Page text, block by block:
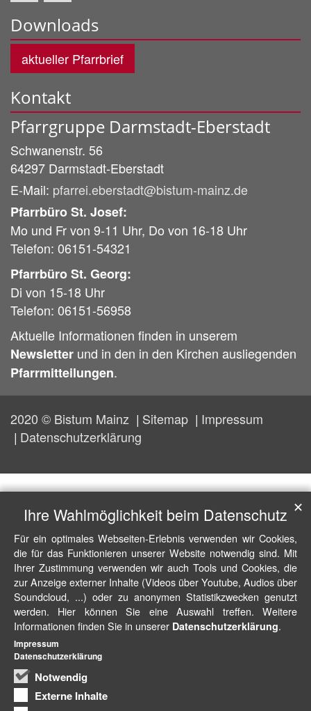
Downloads
aktueller Pfarrbrief
Kontakt
Pfarrgruppe Darmstadt-Eberstadt
Schwanenstr. 56
64297 Darmstadt-Eberstadt
E-Mail: pfarrei.eberstadt@bistum-mainz.de
Pfarrbüro St. Josef:
Mo und Fr von 9-11 Uhr, Do von 16-18 Uhr
Telefon: 06151-54321
Pfarrbüro St. Georg:
Di von 15-18 Uhr
Telefon: 06151-56958
Aktuelle Informationen finden in unserem
Newsletter und in den in den Kirchen ausliegenden
Pfarrmitteilungen.
2020 © Bistum Mainz Sitemap
Impressum
Datenschutzerklärung
Ihre Wahlmöglichkeit beim Datenschutz
Für ein optimales Webseiten-Erlebnis verwenden wir Cookies,
die für das Funktionieren unserer Website notwendig sind. Mit
Ihrer Zustimmung verwenden wir auch Tools und Cookies, die
zur Anzeige externer Inhalte (Videos über Youtube, Audios über
Soundcloud, ...) oder zu anonymen Statistikzwecken genutzt
werden. Hier können Sie eine Auswahl treffen. Weitere
Informationen finden Sie in unserer Datenschutzerklärung.
Notwendig
Externe Inhalte
✕
Impressum
Datenschutzerklärung